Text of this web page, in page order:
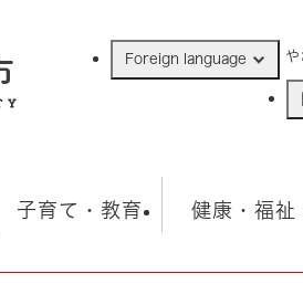
Foreign language や
子育て・教育 健康・福祉